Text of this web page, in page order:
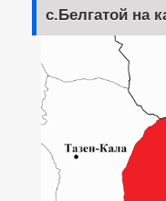
с.Белгатой на